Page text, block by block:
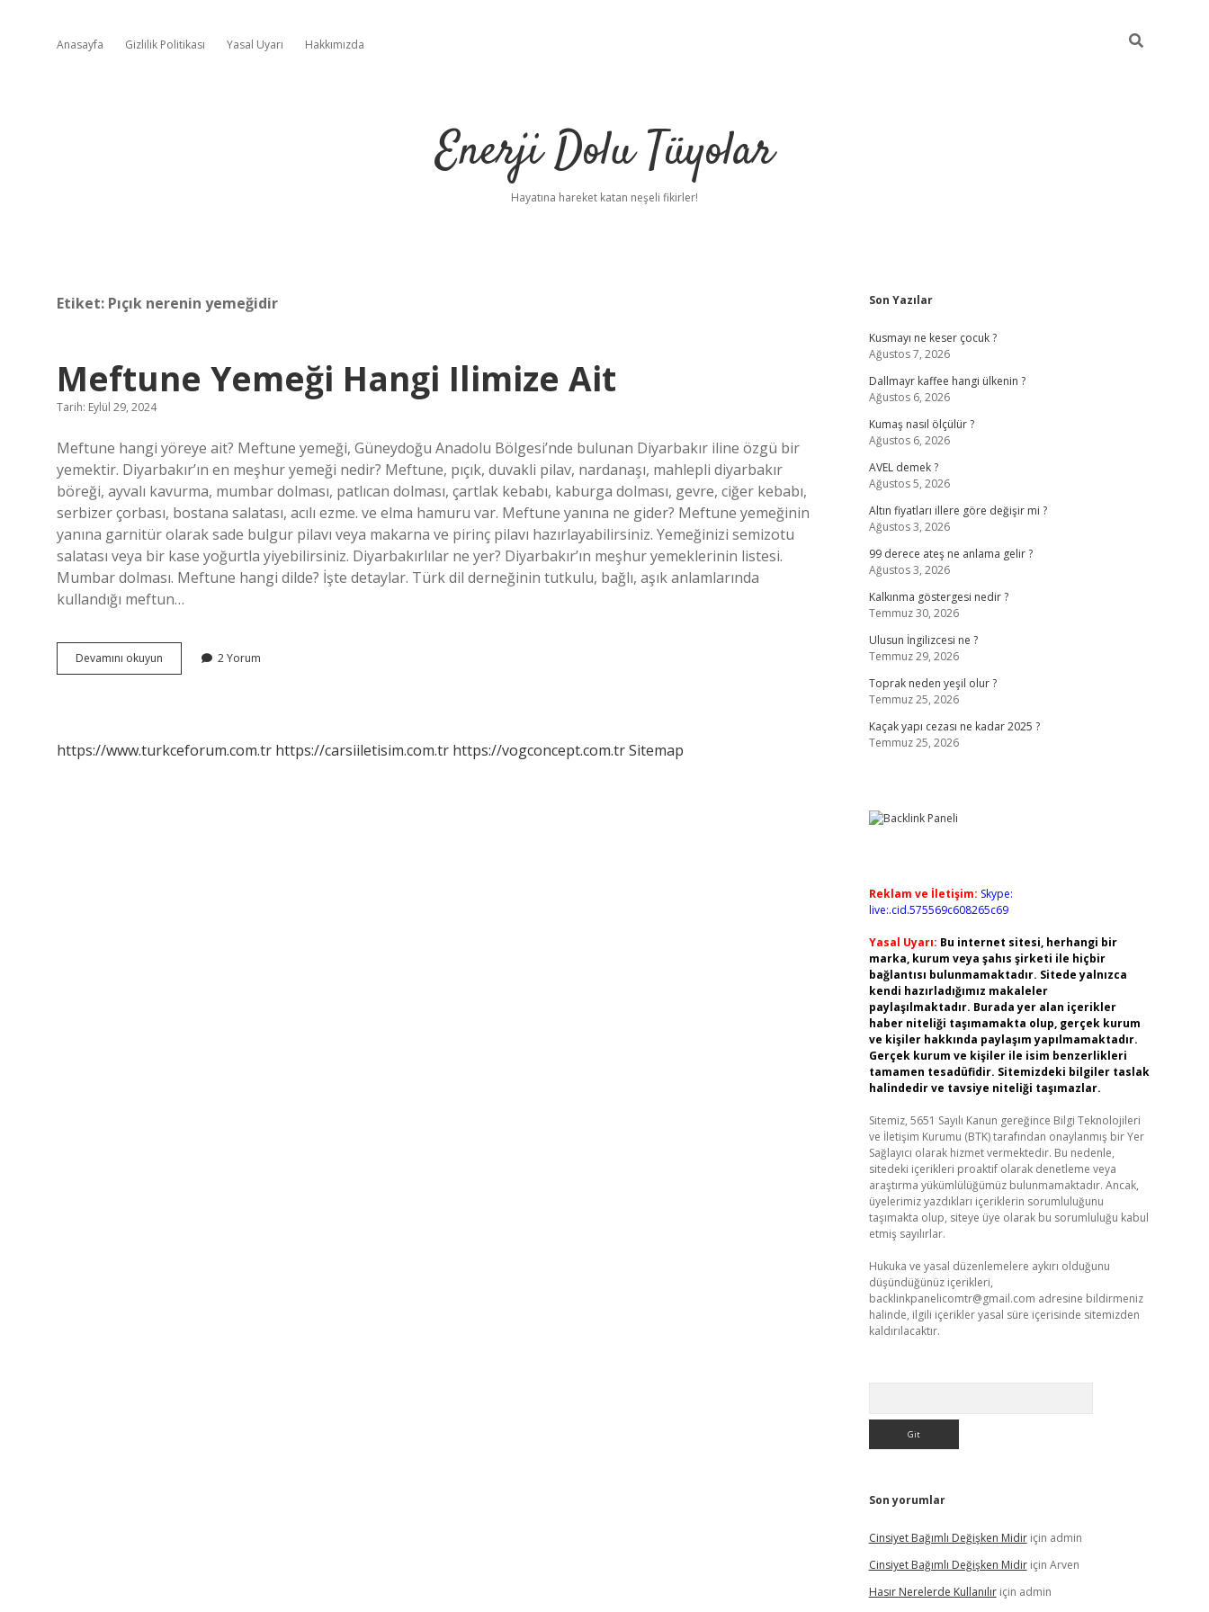
Anasayfa Gizlilik Politikası Yasal Uyarı Hakkımızda
Enerji Dolu Tüyolar
Hayatına hareket katan neşeli fikirler!
Etiket: Pıçık nerenin yemeğidir
Meftune Yemeği Hangi Ilimize Ait
Tarih: Eylül 29, 2024
Meftune hangi yöreye ait? Meftune yemeği, Güneydoğu Anadolu Bölgesi’nde bulunan Diyarbakır iline özgü bir
yemektir. Diyarbakır’ın en meşhur yemeği nedir? Meftune, pıçık, duvakli pilav, nardanaşı, mahlepli diyarbakır
böreği, ayvalı kavurma, mumbar dolması, patlıcan dolması, çartlak kebabı, kaburga dolması, gevre, ciğer kebabı,
serbizer çorbası, bostana salatası, acılı ezme. ve elma hamuru var. Meftune yanına ne gider? Meftune yemeğinin
yanına garnitür olarak sade bulgur pilavı veya makarna ve pirinç pilavı hazırlayabilirsiniz. Yemeğinizi semizotu
salatası veya bir kase yoğurtla yiyebilirsiniz. Diyarbakırlılar ne yer? Diyarbakır’ın meşhur yemeklerinin listesi.
Mumbar dolması. Meftune hangi dilde? İşte detaylar. Türk dil derneğinin tutkulu, bağlı, aşık anlamlarında
kullandığı meftun…
Devamını okuyun Meftune
Yemeği
2 Yorum
https://www.turkceforum.com.tr https://carsiiletisim.com.tr https://vogconcept.com.trSitemap
Sidebar
Son Yazılar
Kusmayı ne keser çocuk ?
Ağustos 7, 2026
Dallmayr kaffee hangi ülkenin ?
Ağustos 6, 2026
Kumaş nasıl ölçülür ?
Ağustos 6, 2026
AVEL demek ?
Ağustos 5, 2026
Altın fiyatları illere göre değişir mi ?
Ağustos 3, 2026
99 derece ateş ne anlama gelir ?
Ağustos 3, 2026
Kalkınma göstergesi nedir ?
Temmuz 30, 2026
Ulusun İngilizcesi ne ?
Temmuz 29, 2026
Toprak neden yeşil olur ?
Temmuz 25, 2026
Kaçak yapı cezası ne kadar 2025 ?
Temmuz 25, 2026
Reklam ve İletişim: Skype:
live:.cid.575569c608265c69
Yasal Uyarı: Bu internet sitesi, herhangi bir
marka, kurum veya şahıs şirketi ile hiçbir
bağlantısı bulunmamaktadır. Sitede yalnızca
kendi hazırladığımız makaleler
paylaşılmaktadır. Burada yer alan içerikler
haber niteliği taşımamakta olup, gerçek kurum
ve kişiler hakkında paylaşım yapılmamaktadır.
Gerçek kurum ve kişiler ile isim benzerlikleri
tamamen tesadüfidir. Sitemizdeki bilgiler taslak
halindedir ve tavsiye niteliği taşımazlar.
Sitemiz, 5651 Sayılı Kanun gereğince Bilgi Teknolojileri
ve İletişim Kurumu (BTK) tarafından onaylanmış bir Yer
Sağlayıcı olarak hizmet vermektedir. Bu nedenle,
sitedeki içerikleri proaktif olarak denetleme veya
araştırma yükümlülüğümüz bulunmamaktadır. Ancak,
üyelerimiz yazdıkları içeriklerin sorumluluğunu
taşımakta olup, siteye üye olarak bu sorumluluğu kabul
etmiş sayılırlar.
Hukuka ve yasal düzenlemelere aykırı olduğunu
düşündüğünüz içerikleri,
backlinkpanelicomtr@gmail.com adresine bildirmeniz
halinde, ilgili içerikler yasal süre içerisinde sitemizden
kaldırılacaktır.
Son yorumlar
Cinsiyet Bağımlı Değişken Midiriçin admin
Cinsiyet Bağımlı Değişken Midiriçin Arven
Hasır Nerelerde Kullanılıriçin admin